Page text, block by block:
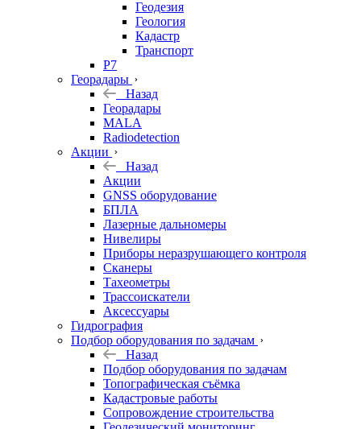
Геодезия
Геология
Кадастр
Транспорт
Р7
Георадары
Назад
Георадары
MALA
Radiodetection
Акции
Назад
Акции
GNSS оборудование
БПЛА
Лазерные дальномеры
Нивелиры
Приборы неразрушающего контроля
Сканеры
Тахеометры
Трассоискатели
Аксессуары
Гидрография
Подбор оборудования по задачам
Назад
Подбор оборудования по задачам
Топографическая съёмка
Кадастровые работы
Сопровождение строительства